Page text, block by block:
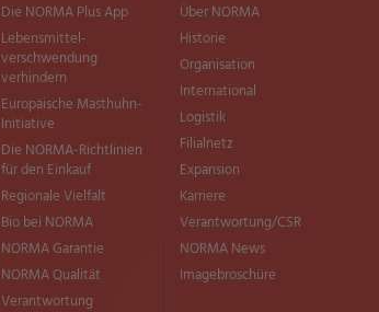
Die NORMA Plus App
Lebensmittel­
verschwendung
verhindern
Europäische Masthuhn-
Initiative
Die NORMA-Richtlinien
für den Einkauf
Regionale Vielfalt
Bio bei NORMA
NORMA Garantie
NORMA Qualität
Verantwortung
Über NORMA
Historie
Organisation
International
Logistik
Filialnetz
Expansion
Karriere
Verantwortung/CSR
NORMA News
Imagebroschüre